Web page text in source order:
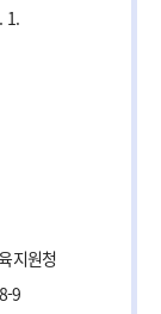
1.
지원청
9